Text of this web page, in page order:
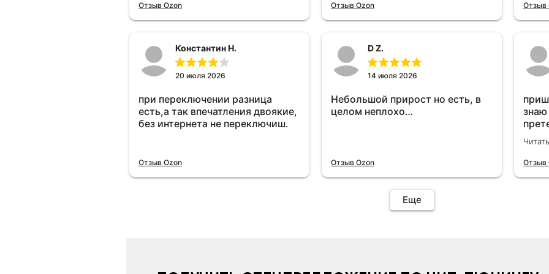
Отзыв Ozon
отключу и посмотрю, что будет
Отзыв Ozon Отзыв
Константин Н.
20 июля 2026
при переключении разница
есть,а так впечатления двоякие,
без интернета не переключиш.
Отзыв Ozon
D Z.
14 июля 2026
Небольшой прирост но есть, в
целом неплохо…
Отзыв Ozon
знаю
Отзыв
Еще